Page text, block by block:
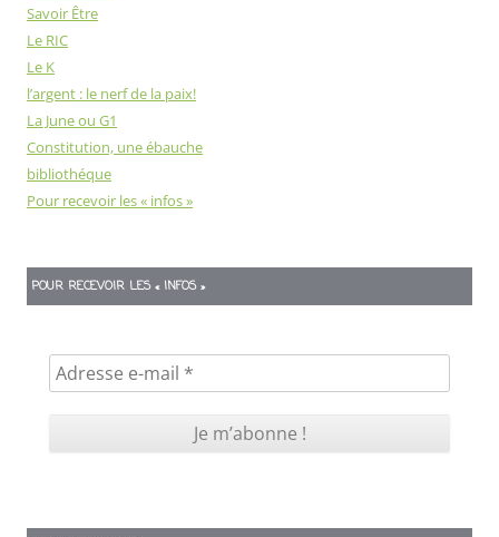
Savoir Être
Le RIC
Le K
l’argent : le nerf de la paix!
La June ou G1
Constitution, une ébauche
bibliothéque
Pour recevoir les « infos »
POUR RECEVOIR LES « INFOS »